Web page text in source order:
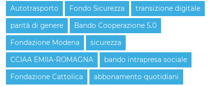
Autotrasporto Fondo Sicurezza transizione digitale
parità di genere Bando Cooperazione 5.0
Fondazione Modena sicurezza
CCIAA EMIIA-ROMAGNA bando intrapresa sociale
Fondazione Cattolica abbonamento quotidiani